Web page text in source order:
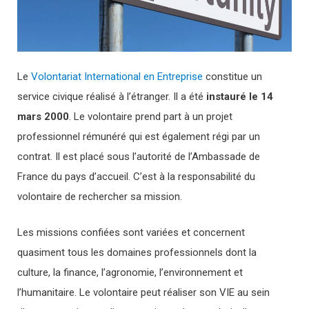
Le Volontariat International en Entreprise constitue un
service civique réalisé à l’étranger. Il a été instauré le 14
mars 2000. Le volontaire prend part à un projet
professionnel rémunéré qui est également régi par un
contrat. Il est placé sous l’autorité de l’Ambassade de
France du pays d’accueil. C’est à la responsabilité du
volontaire de rechercher sa mission.
Les missions confiées sont variées et concernent
quasiment tous les domaines professionnels dont la
culture, la finance, l’agronomie, l’environnement et
l’humanitaire. Le volontaire peut réaliser son VIE au sein